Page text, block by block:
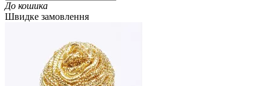
До кошика
Швидке замовлення